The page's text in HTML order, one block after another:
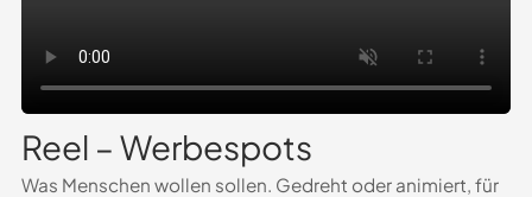
Reel – Werbespots
Was Menschen wollen sollen. Gedreht oder animiert, für